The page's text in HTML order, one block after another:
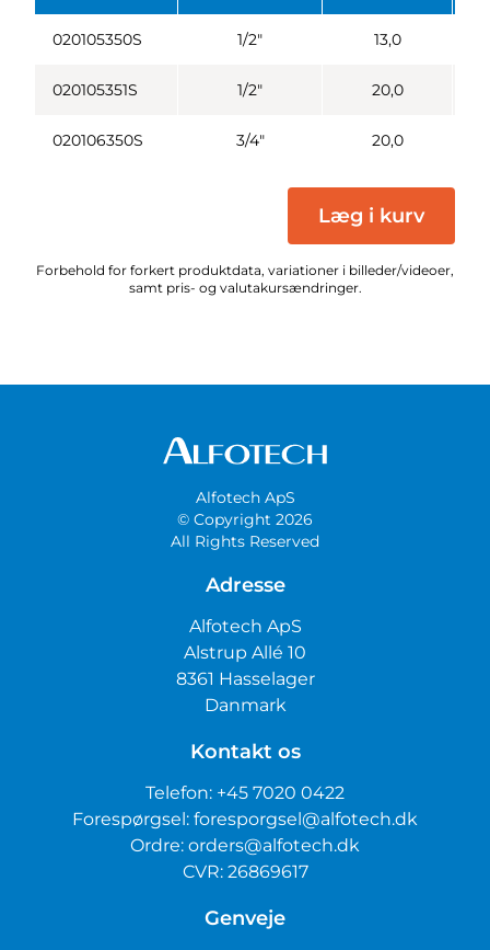
020105350S 1/2" 13,0
020105351S 1/2" 20,0
020106350S 3/4" 20,0
Læg i kurv
Forbehold for forkert produktdata, variationer i billeder/videoer,
samt pris- og valutakursændringer.
Alfotech ApS
© Copyright 2026
All Rights Reserved
Adresse
Alfotech ApS
Alstrup Allé 10
8361 Hasselager
Danmark
Kontakt os
Telefon: +45 7020 0422
Forespørgsel: foresporgsel@alfotech.dk
Ordre: orders@alfotech.dk
CVR: 26869617
Genveje